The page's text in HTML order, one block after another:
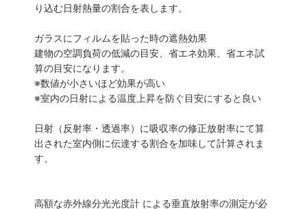
り込む日射熱量の割合を表します。
ガラスにフィルムを貼った時の遮熱効果
建物の空調負荷の低減の目安、省エネ効果、省エネ試
算の目安になります。
※数値が小さいほど効果が高い
※室内の日射による温度上昇を防ぐ目安にすると良い
日射（反射率・透過率）に吸収率の修正放射率にて算
出された室内側に伝達する割合を加味して計算されま
す。
高額な赤外線分光光度計 による垂直放射率の測定が必